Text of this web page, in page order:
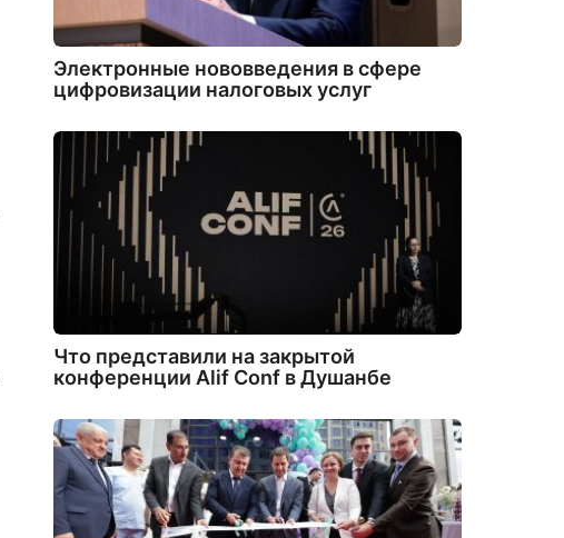
Электронные нововведения в сфере
цифровизации налоговых услуг
Что представили на закрытой
конференции Alif Conf в Душанбе